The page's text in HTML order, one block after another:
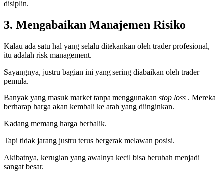
disiplin.
3. Mengabaikan Manajemen Risiko
Kalau ada satu hal yang selalu ditekankan oleh trader profesional,
itu adalah risk management.
Sayangnya, justru bagian ini yang sering diabaikan oleh trader
pemula.
Banyak yang masuk market tanpa menggunakan stop loss . Mereka
berharap harga akan kembali ke arah yang diinginkan.
Kadang memang harga berbalik.
Tapi tidak jarang justru terus bergerak melawan posisi.
Akibatnya, kerugian yang awalnya kecil bisa berubah menjadi
sangat besar.